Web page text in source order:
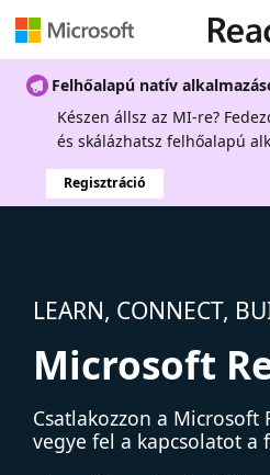
Felhőalapú natív
Készen állsz az MI-re?
és skálázhatsz felhőalapú
Regisztráció
LEARN, CONNECT,
Microsoft
Csatlakozzon a Microsoft
vegye fel a kapcsolatot a